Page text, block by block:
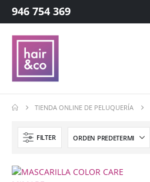
946 754 369
TIENDA ONLINE DE PELUQUERÍA
FILTER